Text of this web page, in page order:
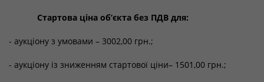
Стартова ціна об’єкта без ПДВ для:
- аукціону з умовами – 3002,00 грн.;
- аукціону із зниженням стартової ціни– 1501,00 грн.;